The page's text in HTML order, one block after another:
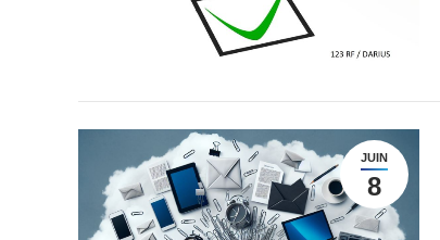
JUIN
8